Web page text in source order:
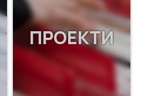
ПРОЕКТИ